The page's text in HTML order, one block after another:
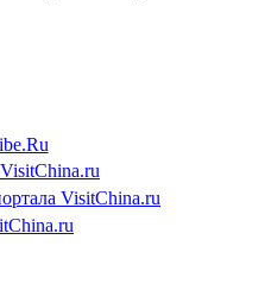
VisitChina.ru